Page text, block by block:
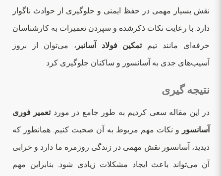
نقش بسیار مهمی در حفظ ایمنی و جلوگیری از حوادث ناگوار
دارد. با رعایت نکات ذکرشده و سپردن تعمیرات به کارشناسان
حرفه‌ای مانند تیمتمکین فولاد آسانبر ، می‌توان از بروز
آسیب‌های جدی به آسانسور و ساکنان جلوگیری کرد
نتیجه گیری
در این مقاله سعی کردیم به طور جامع در موردتعمیر فوری
آسانسور و نکات مهم مربوط به آن صحبت کنیم. همانطور که
دیدید، آسانسور نقش مهمی در زندگی روزمره ما دارد و خرابی
آن می‌تواند باعث ایجاد مشکلات زیادی شود. بنابراین مهم